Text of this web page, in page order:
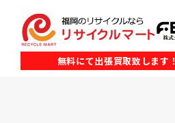
無料にて出張買取致します！